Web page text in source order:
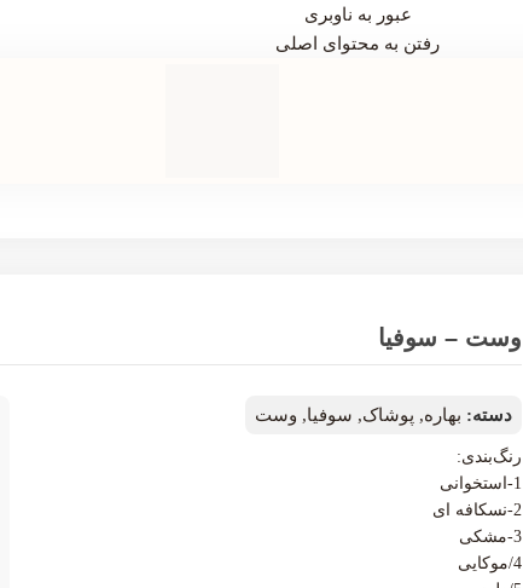
عبور به ناوبری
رفتن به محتوای اصلی
وست – سوفیا
دسته: بهاره, پوشاک, سوفیا, وست
رنگ‌بندی:
1-استخوانی
2-نسکافه ای
3-مشکی
4/موکایی